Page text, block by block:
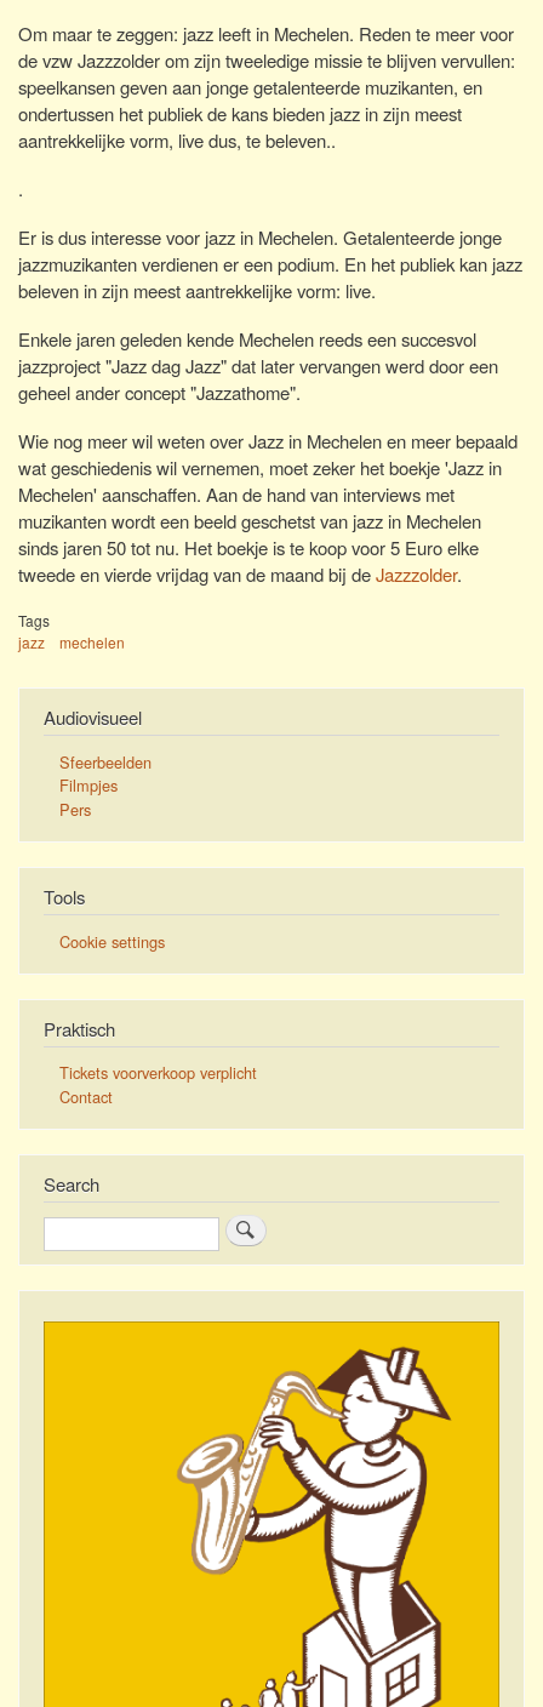
Om maar te zeggen: jazz leeft in Mechelen. Reden te meer voor
de vzw Jazzzolder om zijn tweeledige missie te blijven vervullen:
speelkansen geven aan jonge getalenteerde muzikanten, en
ondertussen het publiek de kans bieden jazz in zijn meest
aantrekkelijke vorm, live dus, te beleven..
.
Er is dus interesse voor jazz in Mechelen. Getalenteerde jonge
jazzmuzikanten verdienen er een podium. En het publiek kan jazz
beleven in zijn meest aantrekkelijke vorm: live.
Enkele jaren geleden kende Mechelen reeds een succesvol
jazzproject "Jazz dag Jazz" dat later vervangen werd door een
geheel ander concept "Jazzathome".
Wie nog meer wil weten over Jazz in Mechelen en meer bepaald
wat geschiedenis wil vernemen, moet zeker het boekje 'Jazz in
Mechelen' aanschaffen. Aan de hand van interviews met
muzikanten wordt een beeld geschetst van jazz in Mechelen
sinds jaren 50 tot nu. Het boekje is te koop voor 5 Euro elke
tweede en vierde vrijdag van de maand bij deJazzzolder.
Tags
jazz
mechelen
Audiovisueel
Sfeerbeelden
Filmpjes
Pers
Tools
Cookie settings
Praktisch
Tickets voorverkoop verplicht
Contact
Search
Search